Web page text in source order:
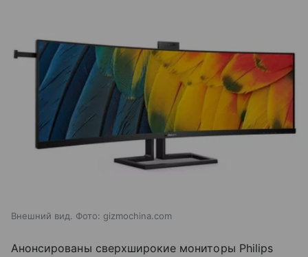
Внешний вид. Фото: gizmochina.com
Анонсированы сверхширокие мониторы Philips